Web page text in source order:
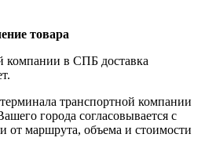
товара
компании в СПБ доставка
транспортной компании
города согласовывается с
от маршрута, объема и стоимости